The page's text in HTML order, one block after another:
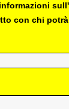
con chi